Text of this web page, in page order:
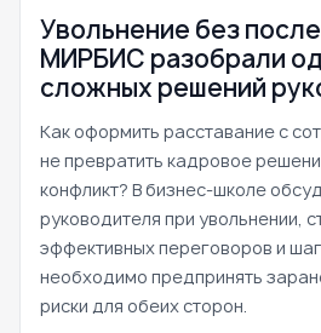
Увольнение без
МИРБИС разобрали
сложных решений
Как оформить расставание с
не превратить кадровое
конфликт? В бизнес-школе
руководителя при увольнении,
эффективных переговоров и
необходимо предпринять
риски для обеих сторон.